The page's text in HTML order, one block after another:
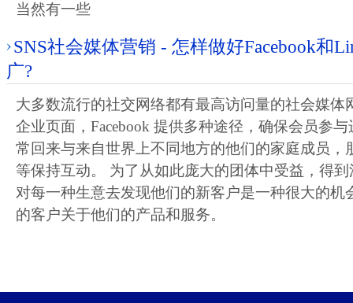
当然有一些
SNS社会媒体营销 - 怎样做好Facebook和
广?
大多数流行的社交网络都有最高访问量的社会媒体
企业页面，Facebook 提供多种途径，确保会员参
常回来与来自世界上不同地方的他们的家庭成员，
等保持互动。 为了从如此庞大的团体中受益，得
对每一种生意去发现他们的新客户是一种很大的机
的客户关于他们的产品和服务。